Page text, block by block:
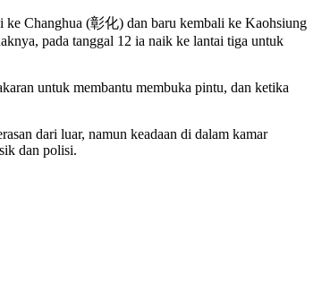
Changhua (彰化) dan baru kembali ke Kaohsiung
pada tanggal 12 ia naik ke lantai tiga untuk
untuk membantu membuka pintu, dan ketika
dari luar, namun keadaan di dalam kamar
dan polisi.